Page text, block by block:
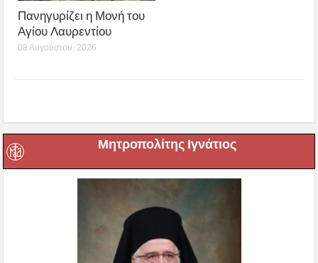
Πανηγυρίζει η Μονή του
Αγίου Λαυρεντίου
08 Αυγούστου, 2026
Μητροπολίτης Ιγνάτιος